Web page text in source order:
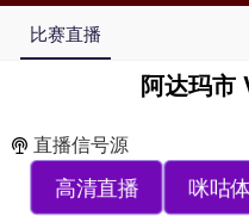
比赛直播
阿达玛市
直播信号源
高清直播 咪咕